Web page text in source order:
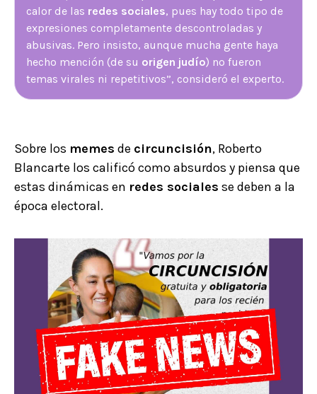
calor de las redes sociales, pues hay todo tipo de
expresiones completamente descontroladas y
abusivas. Pero insisto, aunque mucha gente haya
hecho mención (de su origen judío) no fueron
temas virales ni repetitivos”, consideró el experto.
Sobre los memes de circuncisión, Roberto
Blancarte los calificó como absurdos y piensa que
estas dinámicas en redes sociales se deben a la
época electoral.